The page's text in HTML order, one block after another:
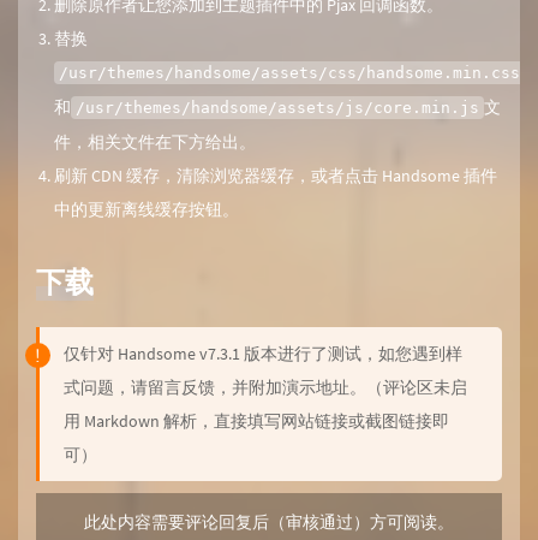
删除原作者让您添加到主题插件中的 Pjax 回调函数。
替换
/usr/themes/handsome/assets/css/handsome.min.css
和 /usr/themes/handsome/assets/js/core.min.js 文
件，相关文件在下方给出。
刷新 CDN 缓存，清除浏览器缓存，或者点击 Handsome 插件
中的更新离线缓存按钮。
下载
仅针对 Handsome v7.3.1 版本进行了测试，如您遇到样
式问题，请留言反馈，并附加演示地址。（评论区未启
用 Markdown 解析，直接填写网站链接或截图链接即
可）
此处内容需要评论回复后（审核通过）方可阅读。